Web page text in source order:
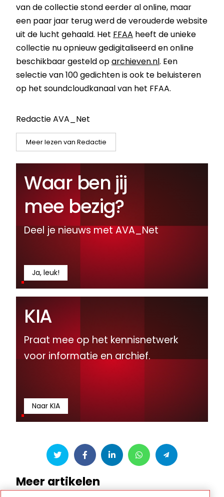
van de collectie stond eerder al online, maar
een paar jaar terug werd de verouderde website
uit de lucht gehaald. Het FFAA heeft de unieke
collectie nu opnieuw gedigitaliseerd en online
beschikbaar gesteld oparchieven.nl. Een
selectie van 100 gedichten is ook te beluisteren
op het soundcloudkanaal van het FFAA.
Redactie AVA_Net
Meer lezen van Redactie
Waar ben jij
mee bezig?
Deel je nieuws met AVA_Net
Ja, leuk!
KIA
Praat mee op het kennisnetwerk
voor informatie en archief.
Naar KIA
Meer artikelen